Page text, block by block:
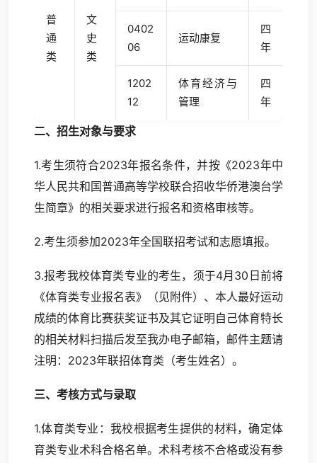
普
通
类
文
史
类
0402
06
运动康复
四
年
1202
12
体育经济与
管理
四
年
二、招生对象与要求
1.考生须符合2023年报名条件，并按《2023年中
华人民共和国普通高等学校联合招收华侨港澳台学
生简章》的相关要求进行报名和资格审核等。
2.考生须参加2023年全国联招考试和志愿填报。
3.报考我校体育类专业的考生，须于4月30日前将
《体育类专业报名表》（见附件） 、本人最好运动
成绩的体育比赛获奖证书及其它证明自己体育特长
的相关材料扫描后发至我办电子邮箱，邮件主题请
注明：2023年联招体育类（考生姓名）。
三、考核方式与录取
1.体育类专业：我校根据考生提供的材料，确定体
育类专业术科合格名单。术科考核不合格或没有参